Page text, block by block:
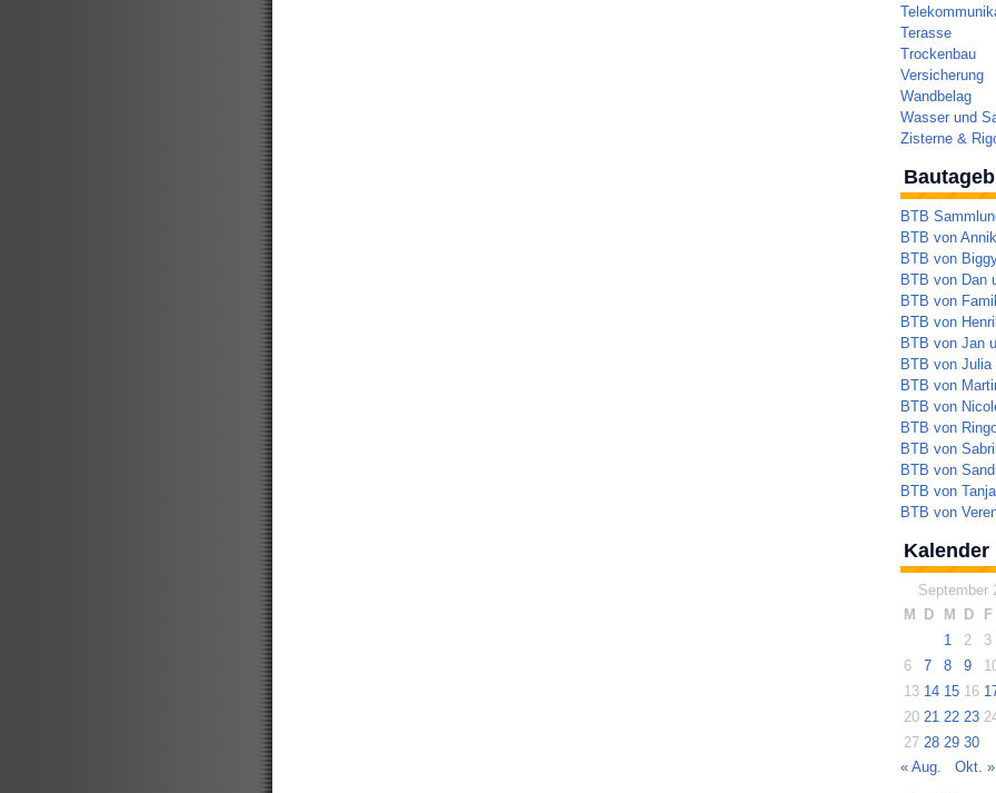
Terasse
Trockenbau
Versicherung
Wandbelag
Wasser und
Zisterne &
BTB
BTB von
BTB von
BTB von Dan
BTB von
BTB von
BTB von Jan
BTB von Julia
BTB von
BTB von
BTB von
BTB von
BTB von
BTB von
BTB von
Kalender
September
M
D M D
F
1
2
3
6
7 8 9
13 14 15 16
20 21 22 23
27 28 29 30
« Aug.
Okt. »